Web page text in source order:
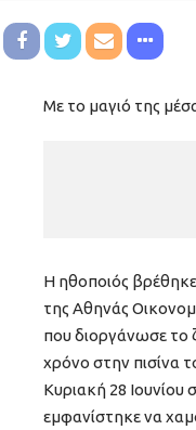
Με το μαγιό της
Η ηθοποιός
της Αθηνάς
που διοργάνωσε το
χρόνο στην πισίνα
Κυριακή 28
εμφανίστηκε να